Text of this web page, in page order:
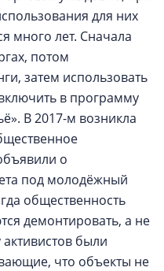
для них
много лет. Сначала
потом
затем использовать
в программу
В 2017-м возникла
о
под молодёжный
общественность
демонтировать, а не
были
что объекты не